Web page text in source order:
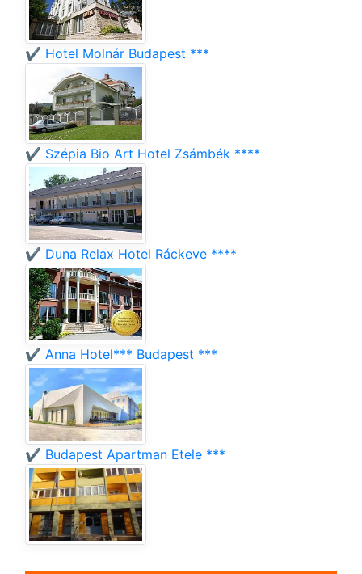
✔️ Hotel Molnár Budapest ***
✔️ Szépia Bio Art Hotel Zsámbék ****
✔️ Duna Relax Hotel Ráckeve ****
✔️ Anna Hotel*** Budapest ***
✔️ Budapest Apartman Etele ***